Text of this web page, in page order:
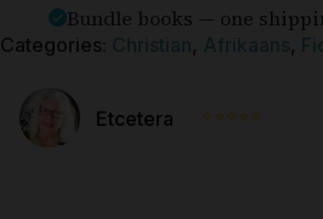
Bundle books — one
Categories: Christian, Afrikaans,
Etcetera ⭐⭐⭐⭐⭐